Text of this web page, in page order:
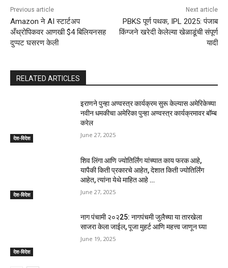
Previous article
Amazon ने AI स्टार्टअप
अँथ्रोपिकवर आणखी $4 बिलियनसह
दुप्पट घसरण केली
Next article
PBKS पूर्ण पथक, IPL 2025: पंजाब
किंग्जने खरेदी केलेल्या खेळाडूंची संपूर्ण
यादी
RELATED ARTICLES
देश-विदेश
इराणने पुन्हा अण्वस्त्र कार्यक्रम सुरू केल्यास अमेरिकेच्या
नवीन धमकीचा अमेरिका पुन्हा अण्वस्त्र कार्यक्रमावर बॉम्ब
करेल
June 27, 2025
देश-विदेश
शिव लिंगा आणि ज्योतिर्लिंग यांच्यात काय फरक आहे,
यापैकी किती प्रकारचे आहेत, देशात किती ज्योतिर्लिंग
आहेत, त्यांना येथे माहित आहे …
June 27, 2025
देश-विदेश
नाग पंचामी २०२25: नागपंचमी जुलैच्या या तारखेला
साजरा केला जाईल, पूजा मुहर्ट आणि महत्त्व जाणून घ्या
June 19, 2025